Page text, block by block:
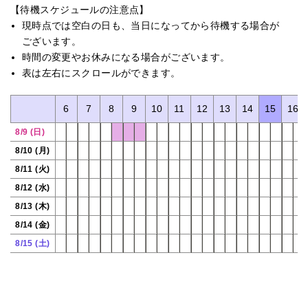
【待機スケジュールの注意点】
現時点では空白の日も、当日になってから待機する場合が
ございます。
時間の変更やお休みになる場合がございます。
表は左右にスクロールができます。
6 7 8 9 10 11 12 13 14 15 16
8/9 (日)
8/10 (月)
8/11 (火)
8/12 (水)
8/13 (木)
8/14 (金)
8/15 (土)